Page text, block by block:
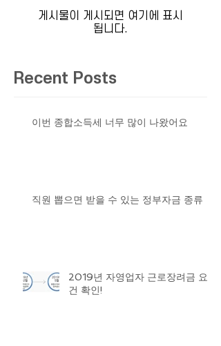
게시물이 게시되면 여기에 표시
됩니다.
Recent Posts
이번 종합소득세 너무 많이 나왔어요
직원 뽑으면 받을 수 있는 정부자금 종류
2019년 자영업자 근로장려금 요
건 확인!